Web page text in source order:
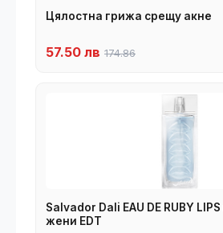
Цялостна грижа срещу акне
57.50 лв 174.86
Salvador Dali EAU DE RUBY
жени EDT